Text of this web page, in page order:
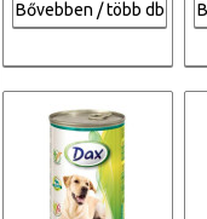
Bővebben / több db